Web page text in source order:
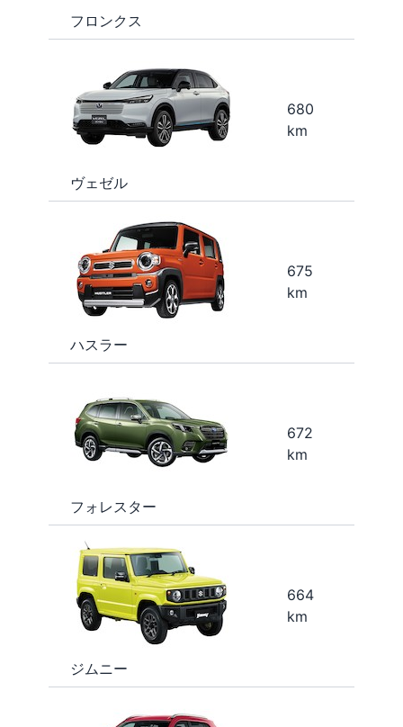
フロンクス
ヴェゼル
680
km
ハスラー
675
km
フォレスター
672
km
ジムニー
664
km